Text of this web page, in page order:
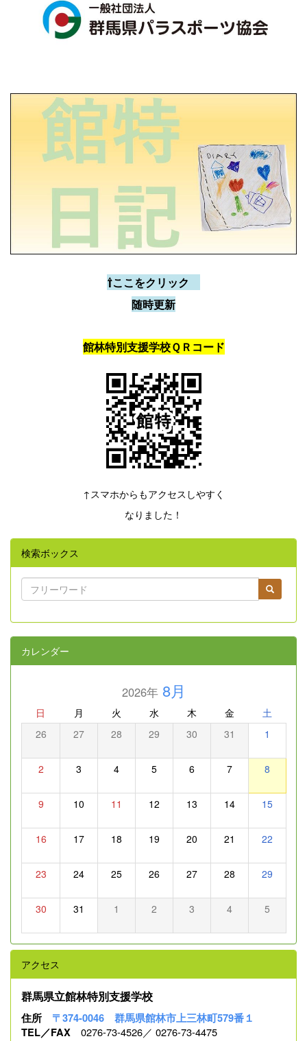
⇧ここをクリック
随時更新
館林特別支援学校ＱＲコード
↑スマホからもアクセスしやすく
なりました！
検索ボックス
カレンダー
2026年8月
日 月 火 水 木 金 土
26 27 28 29 30 31 1
2 3 4 5 6 7 8
9 10 11 12 13 14 15
16 17 18 19 20 21 22
23 24 25 26 27 28 29
30 31 1 2 3 4 5
アクセス
群馬県立館林特別支援学校
住所 〒374-0046 群馬県館林市上三林町579番１
TEL／FAX 0276-73-4526／ 0276-73-4475